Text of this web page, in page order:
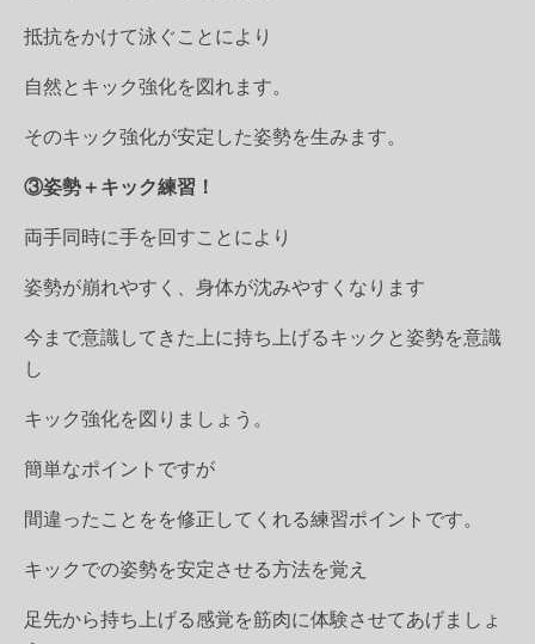
抵抗をかけて泳ぐことにより
自然とキック強化を図れます。
そのキック強化が安定した姿勢を生みます。
③姿勢＋キック練習！
両手同時に手を回すことにより
姿勢が崩れやすく、身体が沈みやすくなります
今まで意識してきた上に持ち上げるキックと姿勢を意識
し
キック強化を図りましょう。
簡単なポイントですが
間違ったことをを修正してくれる練習ポイントです。
キックでの姿勢を安定させる方法を覚え
足先から持ち上げる感覚を筋肉に体験させてあげましょ